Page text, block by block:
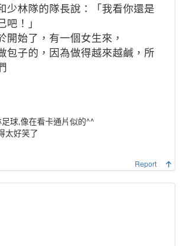
少林隊的隊長說：「我看你還是
吧！」
開始了，有一個女生來，
包子的，因為做得越來越鹹，所
球,像在看卡通片似的^^
太好笑了
Report